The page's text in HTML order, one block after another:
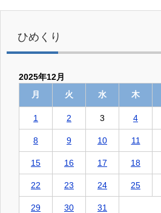
ひめくり
2025年12月
月
火 水 木
1 2 3 4
8 9 10 11
15 16 17 18
22 23 24 25
29 30 31